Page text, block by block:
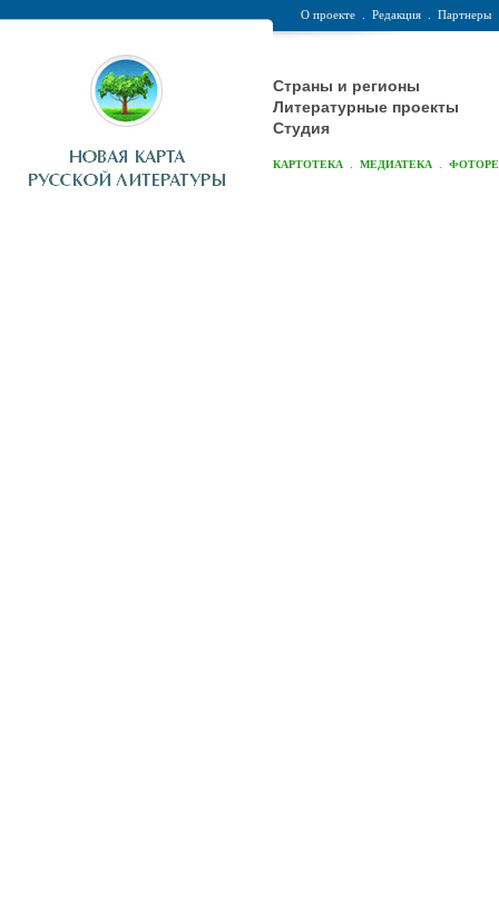
О проекте Редакция Партнеры
Страны и регионы
Литературные проекты
Студия
КАРТОТЕКА МЕДИАТЕКА